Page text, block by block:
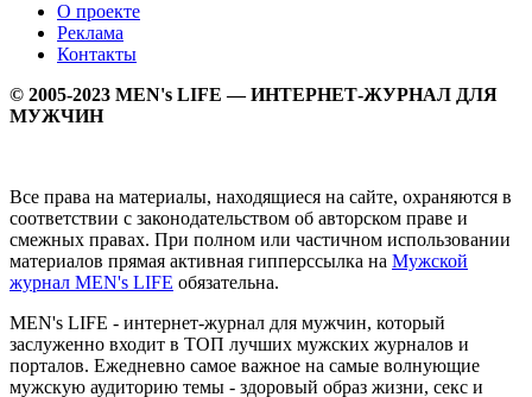
О проекте
Реклама
Контакты
© 2005-2023 MEN's LIFE — ИНТЕРНЕТ-ЖУРНАЛ ДЛЯ
МУЖЧИН
Все права на материалы, находящиеся на сайте, охраняются в
соответствии с законодательством об авторском праве и
смежных правах. При полном или частичном использовании
материалов прямая активная гипперссылка на Мужской
журнал MEN's LIFE обязательна.
MEN's LIFE - интернет-журнал для мужчин, который
заслуженно входит в ТОП лучших мужских журналов и
порталов. Ежедневно самое важное на самые волнующие
мужскую аудиторию темы - здоровый образ жизни, секс и